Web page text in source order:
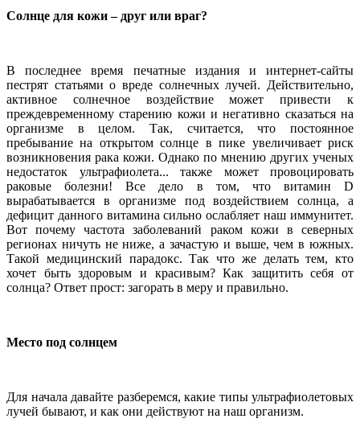
Солнце для кожи – друг или враг?
В последнее время печатные издания и интернет-сайты
пестрят статьями о вреде солнечных лучей. Действительно,
активное солнечное воздействие может привести к
преждевременному старению кожи и негативно сказаться на
организме в целом. Так, считается, что постоянное
пребывание на открытом солнце в пике увеличивает риск
возникновения рака кожи. Однако по мнению других ученых
недостаток ультрафиолета... также может провоцировать
раковые болезни! Все дело в том, что витамин D
вырабатывается в организме под воздействием солнца, а
дефицит данного витамина сильно ослабляет наш иммунитет.
Вот почему частота заболеваний раком кожи в северных
регионах ничуть не ниже, а зачастую и выше, чем в южных.
Такой медицинский парадокс. Так что же делать тем, кто
хочет быть здоровым и красивым? Как защитить себя от
солнца? Ответ прост: загорать в меру и правильно.
Место под солнцем
Для начала давайте разберемся, какие типы ультрафиолетовых
лучей бывают, и как они действуют на наш организм.